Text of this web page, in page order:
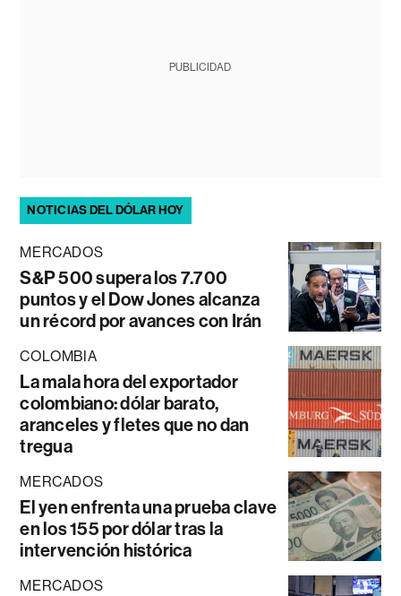
PUBLICIDAD
NOTICIAS DEL DÓLAR HOY
MERCADOS
S&P 500 supera los 7.700
puntos y el Dow Jones alcanza
un récord por avances con Irán
COLOMBIA
La mala hora del exportador
colombiano: dólar barato,
aranceles y fletes que no dan
tregua
MERCADOS
El yen enfrenta una prueba clave
en los 155 por dólar tras la
intervención histórica
MERCADOS